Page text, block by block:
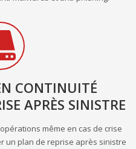
CONTINUITÉ
APRÈS SINISTRE
même en cas de crise
un plan de reprise après sinistre